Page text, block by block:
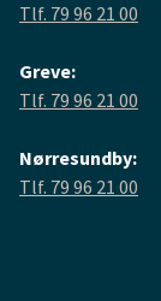
Tlf. 79 96 21 00
Greve:
Tlf. 79 96 21 00
Nørresundby:
Tlf. 79 96 21 00